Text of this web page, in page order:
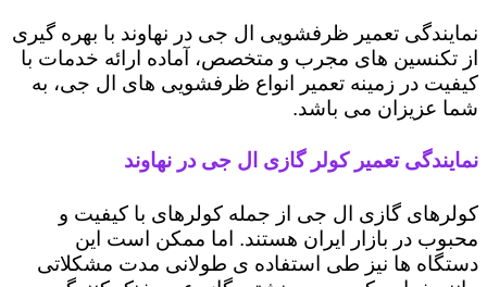
نمایندگی تعمیر ظرفشویی ال جی در نهاوند با بهره گیری
از تکنسین های مجرب و متخصص، آماده ارائه خدمات با
کیفیت در زمینه تعمیر انواع ظرفشویی های ال جی، به
شما عزیزان می باشد.
نمایندگی تعمیر کولر گازی ال جی در نهاوند
کولرهای گازی ال جی از جمله کولرهای با کیفیت و
محبوب در بازار ایران هستند. اما ممکن است این
دستگاه ها نیز طی استفاده ی طولانی مدت مشکلاتی